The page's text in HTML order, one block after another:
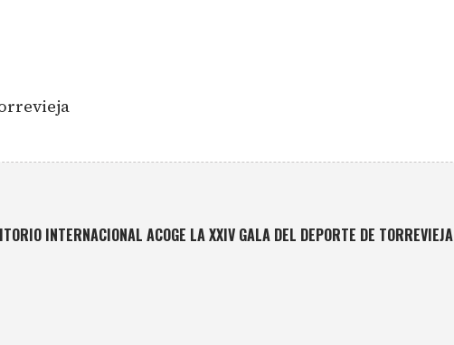
INTERNACIONAL ACOGE LA XXIV GALA DEL DEPORTE DE TORREVIEJA